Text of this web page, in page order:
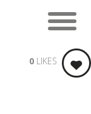
0 LIKES